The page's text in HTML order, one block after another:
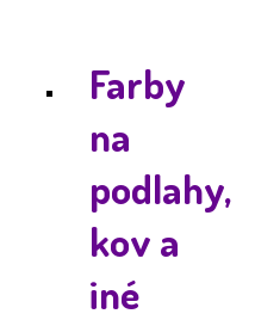
Farby
na
podlahy,
kov a
iné